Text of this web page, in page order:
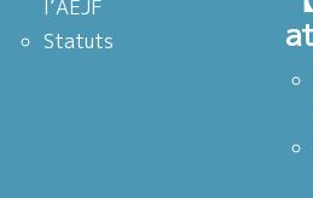
l’AEJF
Statuts